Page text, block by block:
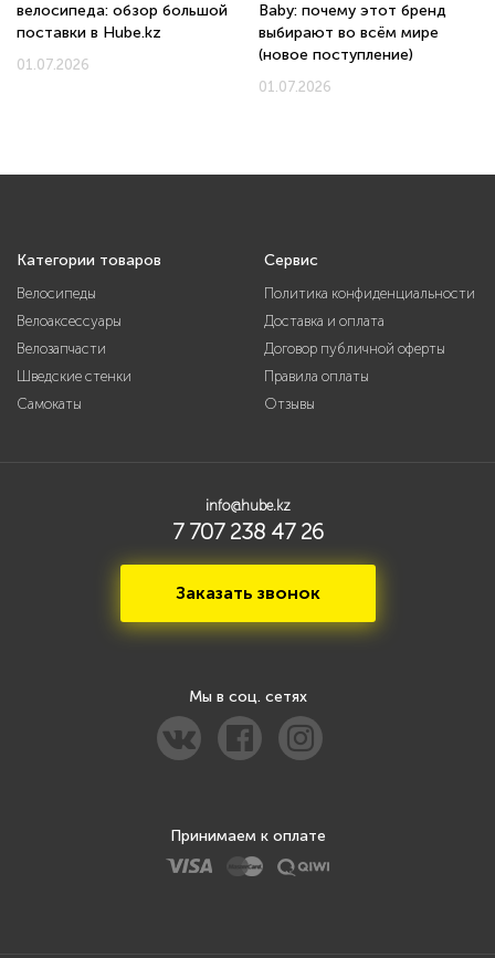
велосипеда: обзор большой
поставки в Hube.kz
01.07.2026
Baby: почему этот бренд
выбирают во всём мире
(новое поступление)
01.07.2026
Категории товаров
Велосипеды
Велоаксессуары
Велозапчасти
Шведские стенки
Самокаты
Сервис
Политика конфиденциальности
Доставка и оплата
Договор публичной оферты
Правила оплаты
Отзывы
info@hube.kz
7 707 238 47 26
Заказать звонок
Мы в соц. сетях
Принимаем к оплате